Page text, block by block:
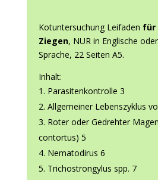
Kotuntersuchung Leifaden für
Ziegen, NUR in Englische
Sprache, 22 Seiten A5.
Inhalt:
Parasitenkontrolle 3
Allgemeiner Lebenszyklus
Roter oder Gedrehter
contortus) 5
Nematodirus 6
Trichostrongylus spp. 7